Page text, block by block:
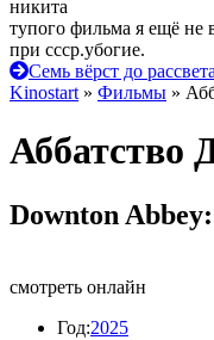
никита
тупого фильма я ещё не
при ссср.убогие.
Семь вёрст до рассвета
Kinostart » Фильмы »
Аббатство
Downton
смотреть онлайн
Год:2025